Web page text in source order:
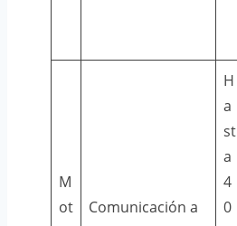
M
ot
Comunicación a
H
a
st
a
4
0